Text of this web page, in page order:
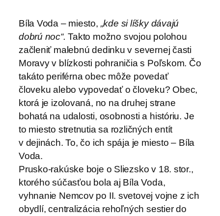
Bíla Voda – miesto, „kde si líšky dávajú
dobrú noc“.Takto možno svojou polohou
začleniť malebnú dedinku v severnej časti
Moravy v blízkosti pohraničia s Poľskom. Čo
takáto periférna obec môže povedať
človeku alebo vypovedať o človeku? Obec,
ktorá je izolovaná, no na druhej strane
bohatá na udalosti, osobnosti a históriu. Je
to miesto stretnutia sa rozličných entít
v dejinách. To, čo ich spája je miesto – Bíla
Voda.
Prusko-rakúske boje o Sliezsko v 18. stor.,
ktorého súčasťou bola aj Bíla Voda,
vyhnanie Nemcov po II. svetovej vojne z ich
obydlí, centralizácia rehoľných sestier do